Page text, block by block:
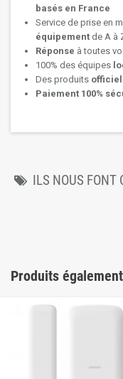
basés en France
Service de prise en
équipement de A à
Réponse à toutes
100% des équipes
Des produits
Paiement 100%
ILS NOUS FONT
Produits